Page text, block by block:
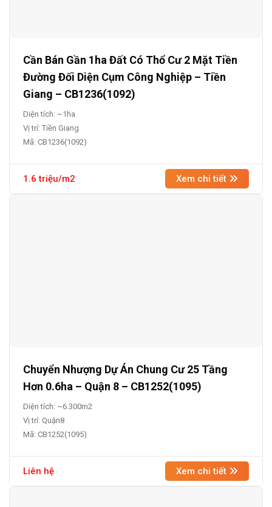
Cần Bán Gần 1ha Đất Có Thổ Cư 2 Mặt Tiền
Đường Đối Diện Cụm Công Nghiệp – Tiền
Giang – CB1236(1092)
Diện tích: ~1ha
Vị trí: Tiền Giang
Mã: CB1236(1092)
1.6 triệu/m2 Xem chi tiết
Chuyển Nhượng Dự Án Chung Cư 25 Tầng
Hơn 0.6ha – Quận 8 – CB1252(1095)
Diện tích: ~6.300m2
Vị trí: Quận8
Mã: CB1252(1095)
Liên hệ Xem chi tiết